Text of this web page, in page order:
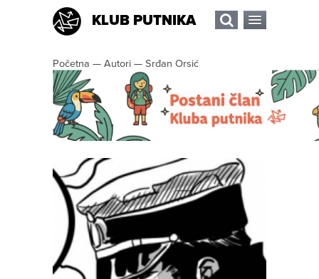
KLUB PUTNIKA
Početna — Autori — Srđan Orsić